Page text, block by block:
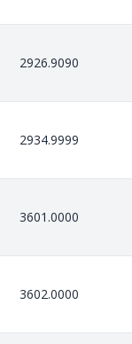
2926.9090
2934.9999
3601.0000
3602.0000